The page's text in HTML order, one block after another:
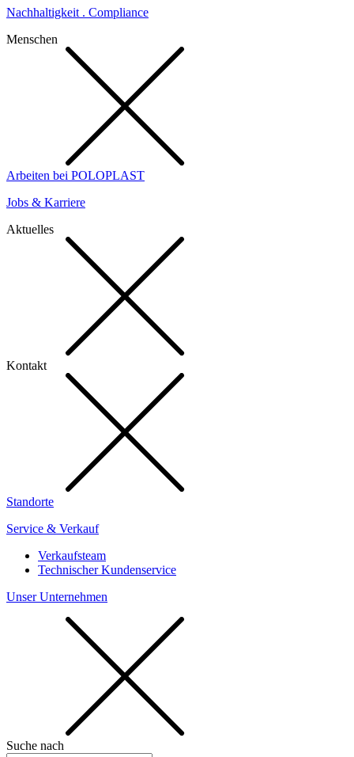
Nachhaltigkeit . Compliance
Menschen
Arbeiten bei POLOPLAST
Jobs & Karriere
Aktuelles
Kontakt
Standorte
Service & Verkauf
Verkaufsteam
Technischer Kundenservice
Unser Unternehmen
Suche nach